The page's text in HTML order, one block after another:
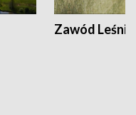
Zawód Leśnik